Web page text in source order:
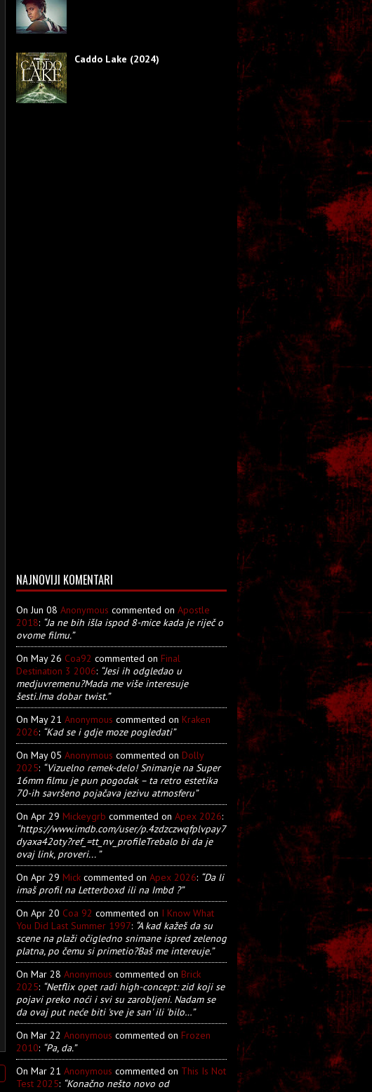
Caddo Lake (2024)
NAJNOVIJI KOMENTARI
On Jun 08 Anonymous commented on Apostle
2018: “Ja ne bih išla ispod 8-mice kada je riječ o
ovome filmu.”
On May 26 Coa92 commented on Final
Destination 3 2006: “Jesi ih odgledao u
medjuvremenu?Mada me više interesuje
šesti.Ima dobar twist.”
On May 21 Anonymous commented on Kraken
2026: “Kad se i gdje moze pogledati”
On May 05 Anonymous commented on Dolly
2025: “Vizuelno remek-delo! Snimanje na Super
16mm filmu je pun pogodak – ta retro estetika
70-ih savršeno pojačava jezivu atmosferu”
On Apr 29 Mickeygrb commented on Apex 2026:
“https://www.imdb.com/user/p.4zdzczwqfplvpay7
dyaxa42oty?ref_=tt_nv_profileTrebalo bi da je
ovaj link, proveri... ”
On Apr 29 Mick commented on Apex 2026: “Da li
imaš profil na Letterboxd ili na Imbd ?”
On Apr 20 Coa 92 commented on I Know What
You Did Last Summer 1997: “A kad kažeš da su
scene na plaži očigledno snimane ispred zelenog
platna, po čemu si primetio?Baš me intereuje.”
On Mar 28 Anonymous commented on Brick
2025: “Netflix opet radi high-concept: zid koji se
pojavi preko noći i svi su zarobljeni. Nadam se
da ovaj put neće biti 'sve je san' ili 'bilo…”
On Mar 22 Anonymous commented on Frozen
2010: “Pa, da.”
On Mar 21 Anonymous commented on This Is Not
Test 2025: “Konačno nešto novo od